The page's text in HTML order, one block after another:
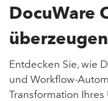
DocuWare
überzeugen
Entdecken Sie, wie
und Workflow-
Transformation